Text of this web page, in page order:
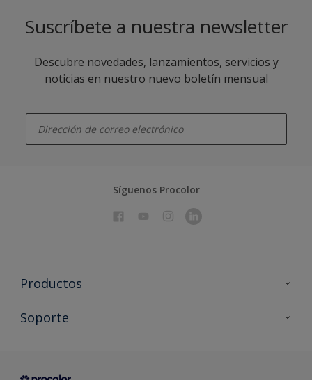
Suscríbete a nuestra newsletter
Descubre novedades, lanzamientos, servicios y
noticias en nuestro nuevo boletín mensual
Síguenos Procolor
Productos
Todos los productos
Condiciones generales de venta
Soporte